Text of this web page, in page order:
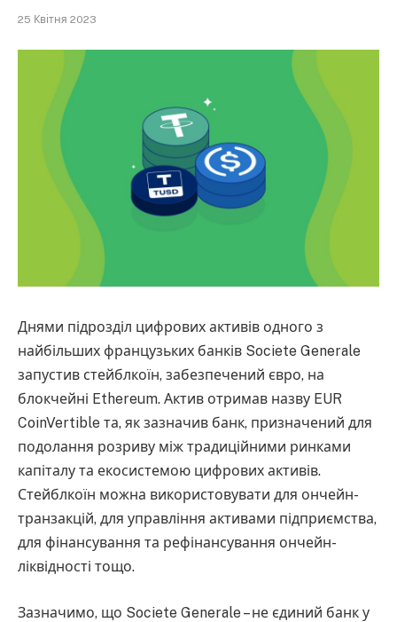
25 Квітня 2023
Днями підрозділ цифрових активів одного з
найбільших французьких банків Societe Generale
запустив стейблкоїн, забезпечений євро, на
блокчейні Ethereum. Актив отримав назву EUR
CoinVertible та, як зазначив банк, призначений для
подолання розриву між традиційними ринками
капіталу та екосистемою цифрових активів.
Стейблкоїн можна використовувати для ончейн-
транзакцій, для управління активами підприємства,
для фінансування та рефінансування ончейн-
ліквідності тощо.
Зазначимо, що Societe Generale – не єдиний банк у